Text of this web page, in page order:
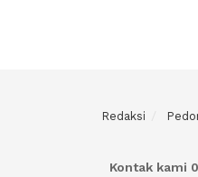
Redaksi
Kontak kami